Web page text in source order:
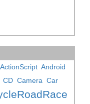
ActionScript Android
CD Camera Car